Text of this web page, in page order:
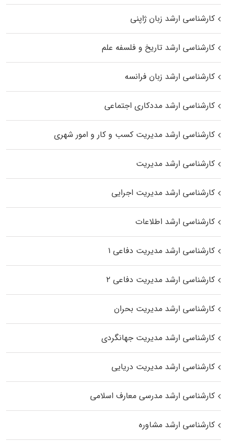
کارشناسی ارشد زبان ژاپنی
کارشناسی ارشد تاریخ و فلسفه علم
کارشناسی ارشد زبان فرانسه
کارشناسی ارشد مددکاری اجتماعی
کارشناسی ارشد مدیریت کسب و کار و امور شهری
کارشناسی ارشد مدیریت
کارشناسی ارشد مدیریت اجرایی
کارشناسی ارشد اطلاعات
کارشناسی ارشد مدیریت دفاعی ۱
کارشناسی ارشد مدیریت دفاعی ۲
کارشناسی ارشد مدیریت بحران
کارشناسی ارشد مدیریت جهانگردی
کارشناسی ارشد مدیریت دریایی
کارشناسی ارشد مدرسی معارف اسلامی
کارشناسی ارشد مشاوره